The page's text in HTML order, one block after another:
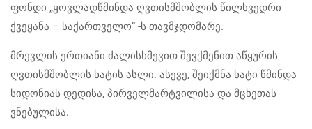
ფონდი „ყოვლადწმინდა ღვთისმშობლის წილხვედრი
ქვეყანა – საქართველო“ -ს თავმჯდომარე.
მრევლის ერთიანი ძალისხმევით შევქმენით აწყურის
ღვთისმშობლის ხატის ასლი. ასევე, შეიქმნა ხატი წმინდა
სიდონიას დედისა, პირველმარტვილისა და მცხეთას
ვნებულისა.